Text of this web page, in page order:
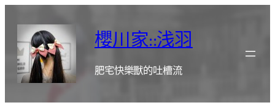
櫻川家::浅羽
肥宅快樂獸的吐槽流